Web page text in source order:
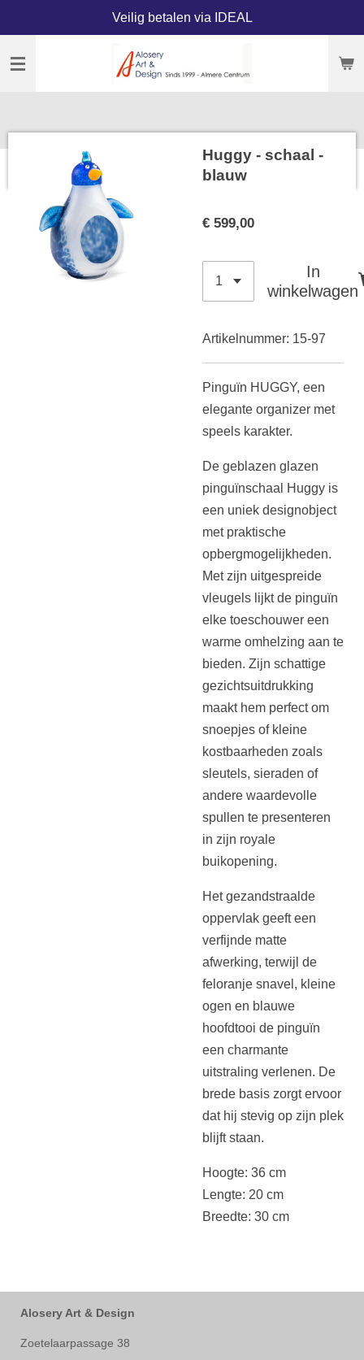
naar
Veilig betalen via IDEAL
Huggy - schaal -
blauw
€ 599,00
In
winkelwagen
Artikelnummer: 15-97
Pinguïn HUGGY, een
elegante organizer met
speels karakter.
De geblazen glazen
pinguïnschaal Huggy is
een uniek designobject
met praktische
opbergmogelijkheden.
Met zijn uitgespreide
vleugels lijkt de pinguïn
elke toeschouwer een
warme omhelzing aan te
bieden. Zijn schattige
gezichtsuitdrukking
maakt hem perfect om
snoepjes of kleine
kostbaarheden zoals
sleutels, sieraden of
andere waardevolle
spullen te presenteren
in zijn royale
buikopening.
Het gezandstraalde
oppervlak geeft een
verfijnde matte
afwerking, terwijl de
feloranje snavel, kleine
ogen en blauwe
hoofdtooi de pinguïn
een charmante
uitstraling verlenen. De
brede basis zorgt ervoor
dat hij stevig op zijn plek
blijft staan.
Hoogte: 36 cm
Lengte: 20 cm
Breedte: 30 cm
Alosery Art & Design
Zoetelaarpassage 38